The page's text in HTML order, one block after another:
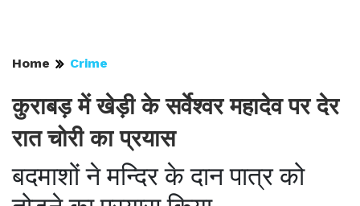
Home Crime
कुराबड़ में खेड़ी के सर्वेश्वर महादेव पर देर
रात चोरी का प्रयास
बदमाशों ने मन्दिर के दान पात्र को